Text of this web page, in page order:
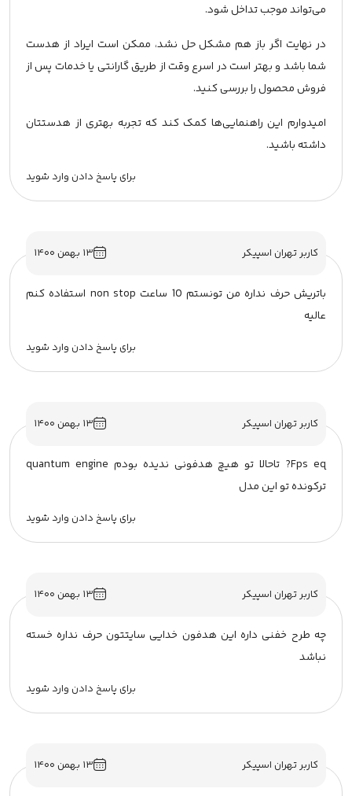
می‌تواند موجب تداخل شود.
در نهایت اگر باز هم مشکل حل نشد، ممکن است ایراد از هدست
شما باشد و بهتر است در اسرع وقت از طریق گارانتی یا خدمات پس از
فروش محصول را بررسی کنید.
امیدوارم این راهنمایی‌ها کمک کند که تجربه بهتری از هدستتان
داشته باشید.
برای پاسخ دادن وارد شوید
کاربر تهران اسپیکر ۱۳ بهمن ۱۴۰۰
باتریش حرف نداره من تونستم 10 ساعت non stop استفاده کنم
عالیه
برای پاسخ دادن وارد شوید
کاربر تهران اسپیکر ۱۳ بهمن ۱۴۰۰
Fps eq? تاحالا تو هیچ هدفونی ندیده بودم quantum engine
ترکونده تو این مدل
برای پاسخ دادن وارد شوید
کاربر تهران اسپیکر ۱۳ بهمن ۱۴۰۰
چه طرح خفنی داره این هدفون خدایی سایتتون حرف نداره خسته
نباشد
برای پاسخ دادن وارد شوید
کاربر تهران اسپیکر ۱۳ بهمن ۱۴۰۰